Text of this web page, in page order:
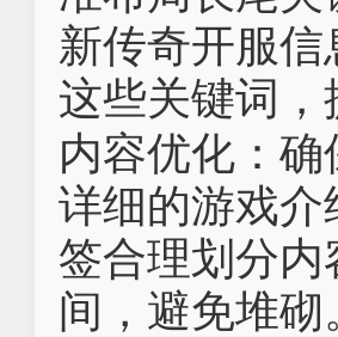
新传奇开服
这些关键词
内容优化‌：
详细的游戏
签合理划分
间，避免堆砌